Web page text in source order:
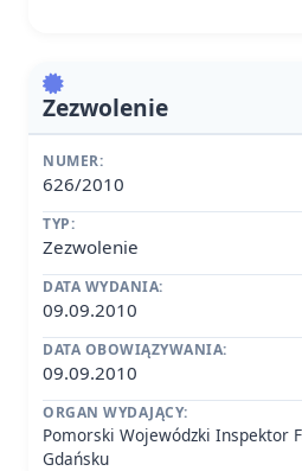
Zezwolenie
NUMER:
626/2010
TYP:
Zezwolenie
DATA WYDANIA:
09.09.2010
DATA OBOWIĄZYWANIA:
09.09.2010
ORGAN WYDAJĄCY:
Pomorski Wojewódzki Inspektor
Gdańsku